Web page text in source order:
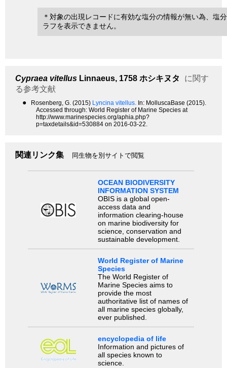
＊対象の出現レコードに有効な塩分の情報が無い為、塩
ラフを表示できません。
Cypraea vitellus Linnaeus, 1758 ホシキヌタ
に関す
る参考文献
● Rosenberg, G. (2015) Lyncina vitellus. In: MolluscaBase (2015).
Accessed through: World Register of Marine Species at
http://www.marinespecies.org/aphia.php?
p=taxdetails&id=530884 on 2016-03-22.
関連リンク集 同生物を別サイトで閲覧
OCEAN BIODIVERSITY
INFORMATION SYSTEM
OBIS is a global open-
access data and
information clearing-house
on marine biodiversity for
science, conservation and
sustainable development.
World Register of Marine
Species
The World Register of
Marine Species aims to
provide the most
authoritative list of names of
all marine species globally,
ever published.
encyclopedia of life
Information and pictures of
all species known to
science.